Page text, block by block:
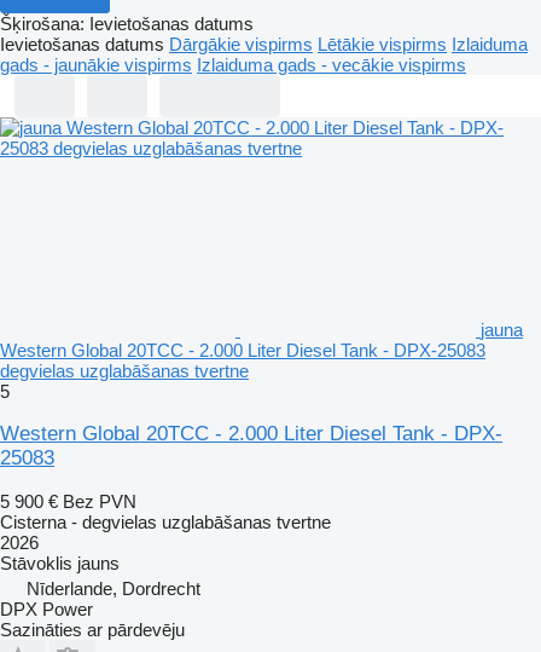
Šķirošana: Ievietošanas datums
Ievietošanas datums Dārgākie vispirms Lētākie vispirms Izlaiduma
gads - jaunākie vispirms Izlaiduma gads - vecākie vispirms
jauna
Western Global 20TCC - 2.000 Liter Diesel Tank - DPX-25083
degvielas uzglabāšanas tvertne
5
Western Global 20TCC - 2.000 Liter Diesel Tank - DPX-
25083
5 900 € Bez PVN
Cisterna - degvielas uzglabāšanas tvertne
2026
Stāvoklis jauns
Nīderlande, Dordrecht
DPX Power
Sazināties ar pārdevēju